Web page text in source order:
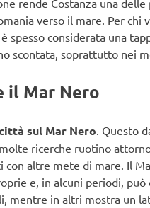
rende Costanza una delle
verso il mare. Per chi
spesso considerata una
scontata, soprattutto nei
il Mar Nero
sul Mar Nero. Questo
ricerche ruotino
altre mete di mare. Il
e, in alcuni periodi,
mentre in altri mostra un